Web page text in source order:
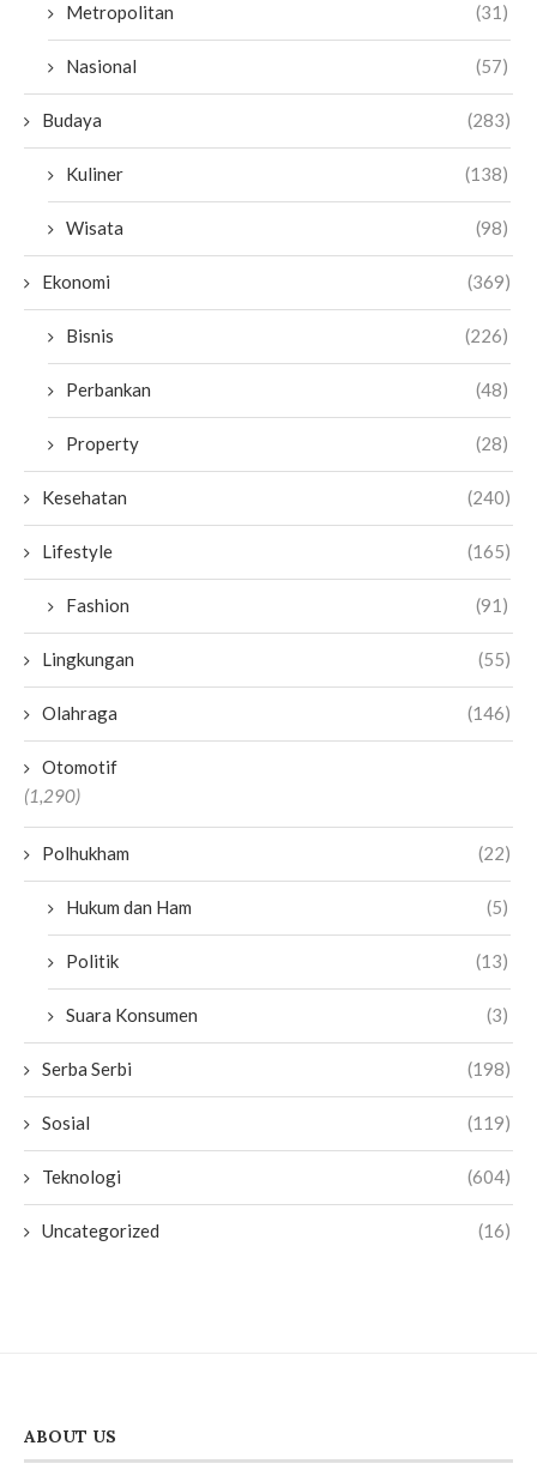
Metropolitan (31)
Nasional (57)
Budaya (283)
Kuliner (138)
Wisata (98)
Ekonomi (369)
Bisnis (226)
Perbankan (48)
Property (28)
Kesehatan (240)
Lifestyle (165)
Fashion (91)
Lingkungan (55)
Olahraga (146)
Otomotif
(1,290)
Polhukham (22)
Hukum dan Ham (5)
Politik (13)
Suara Konsumen (3)
Serba Serbi (198)
Sosial (119)
Teknologi (604)
Uncategorized (16)
ABOUT US